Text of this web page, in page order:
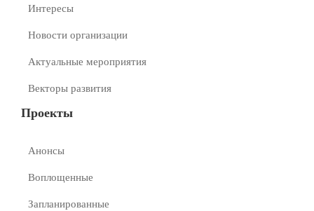
Интересы
Новости организации
Актуальные мероприятия
Векторы развития
Проекты
Анонсы
Воплощенные
Запланированные